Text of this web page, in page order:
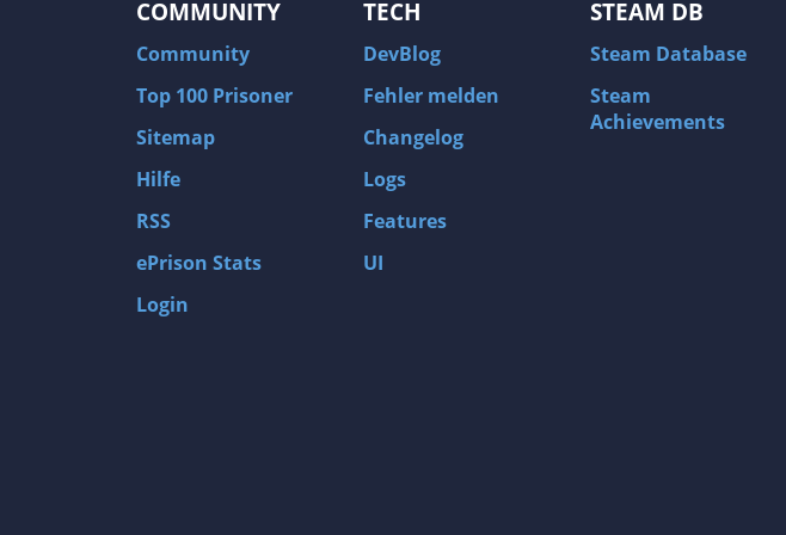
COMMUNITY
Community
Top 100 Prisoner
Sitemap
Hilfe
RSS
ePrison Stats
Login
TECH
DevBlog
Fehler melden
Changelog
Logs
Features
UI
STEAM DB
Steam Database
Steam
Achievements